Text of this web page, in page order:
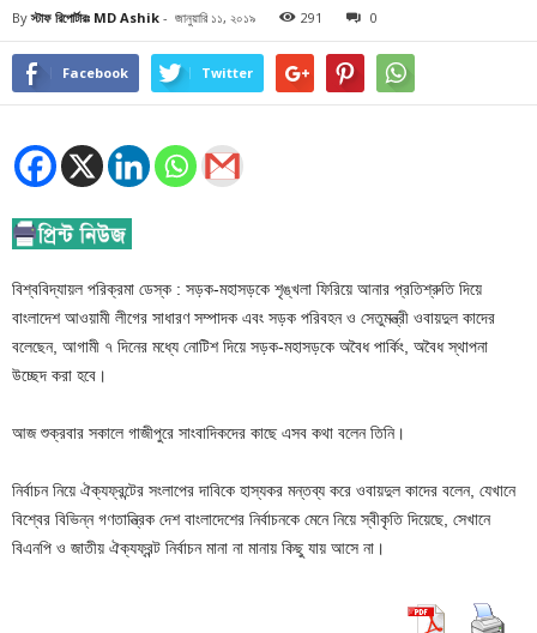
By স্টাফ রিপোর্টারঃ MD Ashik - জানুয়ারি ১১, ২০১৯ 291 0
Facebook Twitter
বিশ্ববিদ্যায়ল পরিক্রমা ডেস্ক : সড়ক-মহাসড়কে শৃঙ্খলা ফিরিয়ে আনার প্রতিশ্রুতি দিয়ে
বাংলাদেশ আওয়ামী লীগের সাধারণ সম্পাদক এবং সড়ক পরিবহন ও সেতুমন্ত্রী ওবায়দুল কাদের
বলেছেন, আগামী ৭ দিনের মধ্যে নোটিশ দিয়ে সড়ক-মহাসড়কে অবৈধ পার্কিং, অবৈধ স্থাপনা
উচ্ছেদ করা হবে।
আজ শুক্রবার সকালে গাজীপুরে সাংবাদিকদের কাছে এসব কথা বলেন তিনি।
নির্বাচন নিয়ে ঐক্যফ্রন্টের সংলাপের দাবিকে হাস্যকর মন্তব্য করে ওবায়দুল কাদের বলেন, যেখানে
বিশ্বের বিভিন্ন গণতান্ত্রিক দেশ বাংলাদেশের নির্বাচনকে মেনে নিয়ে স্বীকৃতি দিয়েছে, সেখানে
বিএনপি ও জাতীয় ঐক্যফ্রন্ট নির্বাচন মানা না মানায় কিছু যায় আসে না।